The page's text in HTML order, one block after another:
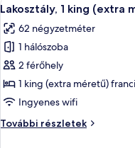
következő
szoba
összes
képének
megtekintése:
Lakosztály,
king
5
Lakosztály, 1 king (extra
62 négyzetméter
1 hálószoba
2 férőhely
1 king (extra méretű)
Ingyenes wifi
További részletek
Lakosztály,